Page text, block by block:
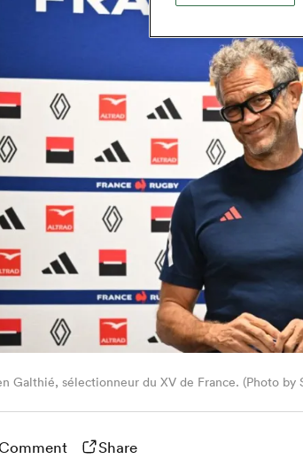
Galthié, sélectionneur du XV de France. (Photo
Share